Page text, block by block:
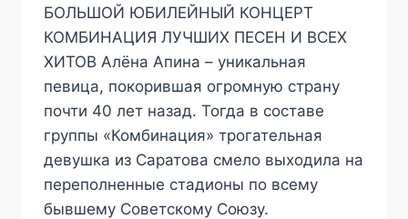
БОЛЬШОЙ ЮБИЛЕЙНЫЙ КОНЦЕРТ
КОМБИНАЦИЯ ЛУЧШИХ ПЕСЕН И ВСЕХ
ХИТОВ Алёна Апина – уникальная
певица, покорившая огромную страну
почти 40 лет назад. Тогда в составе
группы «Комбинация» трогательная
девушка из Саратова смело выходила на
переполненные стадионы по всему
бывшему Советскому Союзу.